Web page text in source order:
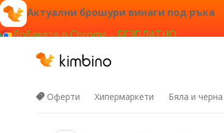
Актуални брошури винаги под ръка
Добавете в Chrome – БЕЗПЛАТНО
Оферти Хипермаркети Бяла и